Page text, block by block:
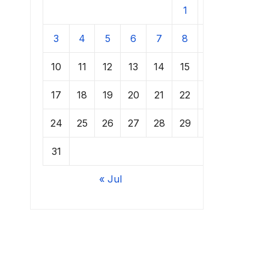
1
3 4 5 6 7 8
10 11 12 13 14 15
17 18 19 20 21 22
24 25 26 27 28 29
31
« Jul